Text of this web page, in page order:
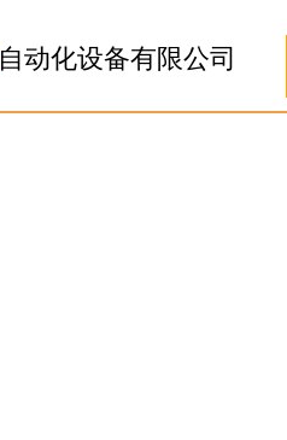
自动化设备有限公司